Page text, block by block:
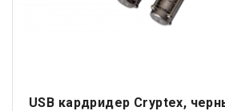
USB кардридер Cryptex,